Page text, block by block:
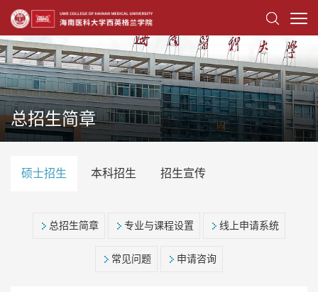
总招生简章
硕士招生 本科招生 招生宣传
总招生简章 专业与课程设置 线上申请系统
常见问题 申请咨询